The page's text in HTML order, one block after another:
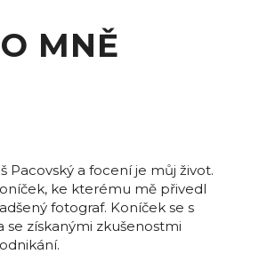
O MNĚ
Pacovský a focení je můj život.
ke kterému mě přivedl
fotograf. Koníček se s
se získanými zkušenostmi